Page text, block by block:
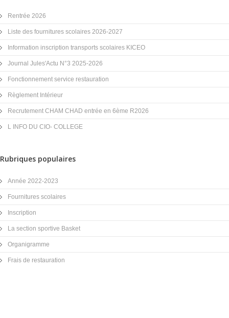
Rentrée 2026
Liste des fournitures scolaires 2026-2027
Information inscription transports scolaires KICEO
Journal Jules'Actu N°3 2025-2026
Fonctionnement service restauration
Règlement Intérieur
Recrutement CHAM CHAD entrée en 6ème R2026
L INFO DU CIO- COLLEGE
Rubriques populaires
Année 2022-2023
Fournitures scolaires
Inscription
La section sportive Basket
Organigramme
Frais de restauration